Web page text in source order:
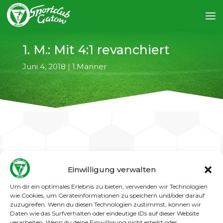
Einwilligung verwalten
Um dir ein optimales Erlebnis zu bieten, verwenden wir Technologien
wie Cookies, um Geräteinformationen zu speichern und/oder darauf
zuzugreifen. Wenn du diesen Technologien zustimmst, können wir
Daten wie das Surfverhalten oder eindeutige IDs auf dieser Website
1. M.: Mit 4:1 revanchiert
Juni 4, 2018 | 1.Männer
←
Es war im Dezember letzten Jahres eine
deutliche Schlappe, die unsere Gatower nicht
zuletzt auch aufgrund einer
katastrophalen SR-Leistung beim FC